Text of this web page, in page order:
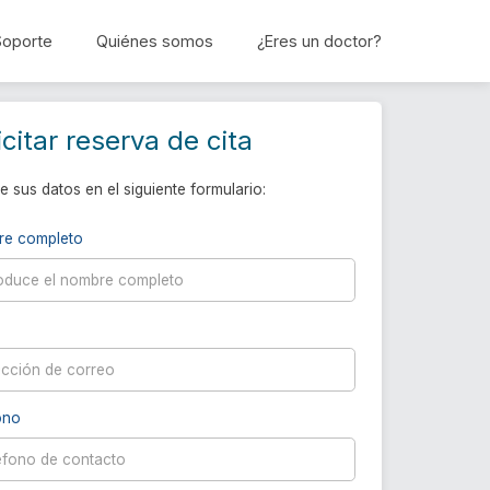
Quiénes somos ¿Eres un doctor?
Reservar cita
reserva de cita
sus datos en el siguiente formulario:
completo